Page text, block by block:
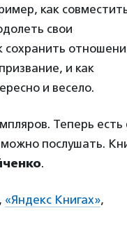
как
свои
сохранить
и как
и весело.
Теперь есть
послушать.
.
, «Яндекс Книгах»,